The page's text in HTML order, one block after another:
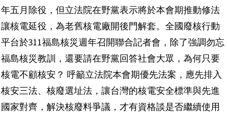
年五月除役，但立法院在野黨表示將於本會期推動修法
讓核電延役，為老舊核電廠開後門解套。全國廢核行動
平台於311福島核災週年召開聯合記者會，除了強調勿忘
福島核災教訓，還要請在野黨回答社會大眾，為何只要
核電不顧核安？ 呼籲立法院本會期優先法案，應先排入
核安三法、核廢選址法，讓台灣的核電安全標準與先進
國家對齊，解決核廢料爭議，才有資格談是否繼續使用